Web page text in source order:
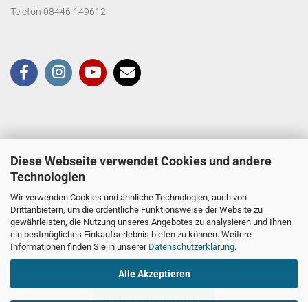
Diese Webseite verwendet Cookies und andere
Technologien
Wir verwenden Cookies und ähnliche Technologien, auch von
Drittanbietern, um die ordentliche Funktionsweise der Website zu
gewährleisten, die Nutzung unseres Angebotes zu analysieren und Ihnen
ein bestmögliches Einkaufserlebnis bieten zu können. Weitere
Informationen finden Sie in unserer Datenschutzerklärung.
Alle Akzeptieren
Telefon 08446 149612